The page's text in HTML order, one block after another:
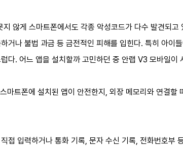
않게 스마트폰에서도 각종 악성코드가 다수 발견되
거나 불법 과금 등 금전적인 피해를 입힌다. 특히 아이
다. 어느 앱을 설치할까 고민하던 중 안랩 V3 모바일이
마트폰에 설치된 앱이 안전한지, 외장 메모리와 연결할
접 입력하거나 통화 기록, 문자 수신 기록, 전화번호부